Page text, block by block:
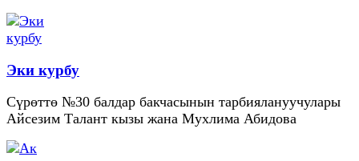
Эки курбу
Сүрөттө №30 балдар бакчасынын тарбиялануучулары
Айсезим Талант кызы жана Мухлима Абидова